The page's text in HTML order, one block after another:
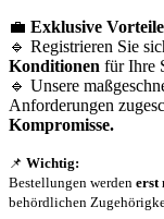
💼 Exklusive
🔹 Registrieren Sie
Konditionen für Ihre
🔹 Unsere
Anforderungen
Kompromisse.
📌 Wichtig:
Bestellungen werden erst
behördlichen